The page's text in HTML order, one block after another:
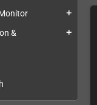
add
&
add